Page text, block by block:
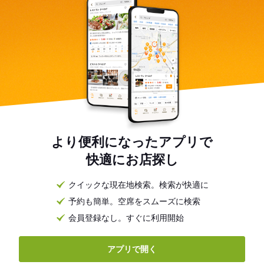
より便利になったアプリで
快適にお店探し
クイックな現在地検索。検索が快適に
予約も簡単。空席をスムーズに検索
会員登録なし。すぐに利用開始
アプリで開く